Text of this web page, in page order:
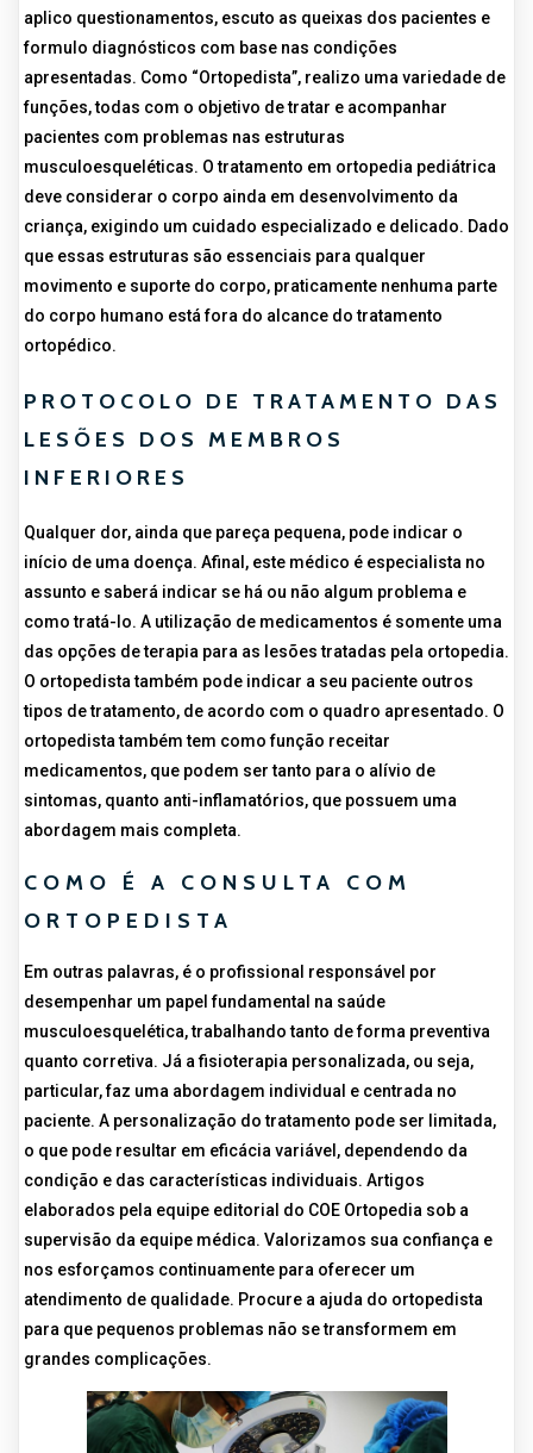
aplico questionamentos, escuto as queixas dos pacientes e
formulo diagnósticos com base nas condições
apresentadas. Como “Ortopedista”, realizo uma variedade de
funções, todas com o objetivo de tratar e acompanhar
pacientes com problemas nas estruturas
musculoesqueléticas. O tratamento em ortopedia pediátrica
deve considerar o corpo ainda em desenvolvimento da
criança, exigindo um cuidado especializado e delicado. Dado
que essas estruturas são essenciais para qualquer
movimento e suporte do corpo, praticamente nenhuma parte
do corpo humano está fora do alcance do tratamento
ortopédico.
PROTOCOLO DE TRATAMENTO DAS
LESÕES DOS MEMBROS
INFERIORES
Qualquer dor, ainda que pareça pequena, pode indicar o
início de uma doença. Afinal, este médico é especialista no
assunto e saberá indicar se há ou não algum problema e
como tratá-lo. A utilização de medicamentos é somente uma
das opções de terapia para as lesões tratadas pela ortopedia.
O ortopedista também pode indicar a seu paciente outros
tipos de tratamento, de acordo com o quadro apresentado. O
ortopedista também tem como função receitar
medicamentos, que podem ser tanto para o alívio de
sintomas, quanto anti-inflamatórios, que possuem uma
abordagem mais completa.
COMO É A CONSULTA COM
ORTOPEDISTA
Em outras palavras, é o profissional responsável por
desempenhar um papel fundamental na saúde
musculoesquelética, trabalhando tanto de forma preventiva
quanto corretiva. Já a fisioterapia personalizada, ou seja,
particular, faz uma abordagem individual e centrada no
paciente. A personalização do tratamento pode ser limitada,
o que pode resultar em eficácia variável, dependendo da
condição e das características individuais. Artigos
elaborados pela equipe editorial do COE Ortopedia sob a
supervisão da equipe médica. Valorizamos sua confiança e
nos esforçamos continuamente para oferecer um
atendimento de qualidade. Procure a ajuda do ortopedista
para que pequenos problemas não se transformem em
grandes complicações.